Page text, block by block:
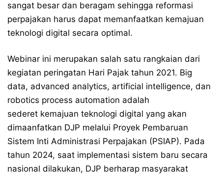
sangat besar dan beragam sehingga reformasi
perpajakan harus dapat memanfaatkan kemajuan
teknologi digital secara optimal.
Webinar ini merupakan salah satu rangkaian dari
kegiatan peringatan Hari Pajak tahun 2021. Big
data, advanced analytics, artificial intelligence, dan
robotics process automation adalah
sederet kemajuan teknologi digital yang akan
dimaanfatkan DJP melalui Proyek Pembaruan
Sistem Inti Administrasi Perpajakan (PSIAP). Pada
tahun 2024, saat implementasi sistem baru secara
nasional dilakukan, DJP berharap masyarakat